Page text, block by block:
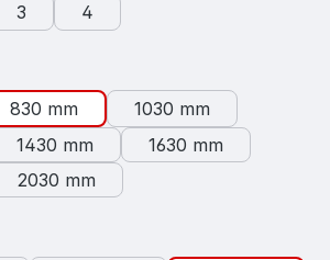
3 4
830 mm
1030 mm
1430 mm
1630 mm
2030 mm